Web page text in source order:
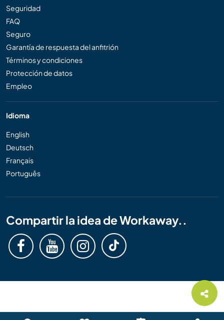
Seguridad
FAQ
Seguro
Garantía de respuesta del anfitrión
Términos y condiciones
Protección de datos
Empleo
Idioma
English
Deutsch
Français
Português
Compartir la idea de Workaway..